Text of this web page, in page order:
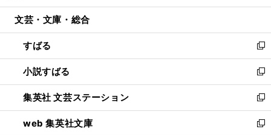
開
ウ
開
く
ン
ウ
で
開
く
ウ
ン
ド
ウ
で
開
く
文芸・文庫・総合
すばる
新
し
い
ウ
ィ
ン
ド
小説すばる
新
し
い
ウ
ィ
集英社 文芸ステーション
新
し
い
web 集英社文庫
新